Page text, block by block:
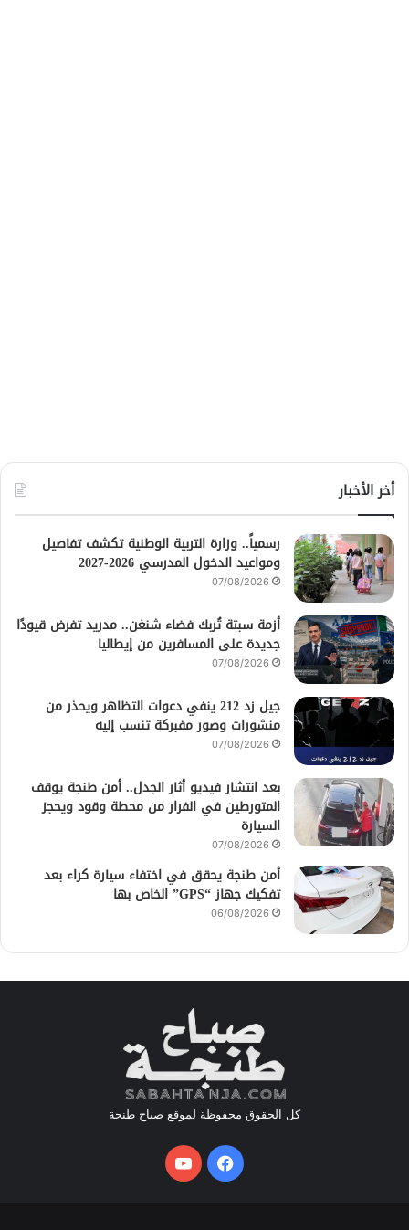
أخر الأخبار
رسمياً.. وزارة التربية الوطنية تكشف تفاصيل
ومواعيد الدخول المدرسي 2026-2027
07/08/2026
أزمة سبتة تُربك فضاء شنغن.. مدريد تفرض قيودًا
جديدة على المسافرين من إيطاليا
07/08/2026
جيل زد 212 ينفي دعوات التظاهر ويحذر من
منشورات وصور مفبركة تنسب إليه
07/08/2026
بعد انتشار فيديو أثار الجدل.. أمن طنجة يوقف
المتورطين في الفرار من محطة وقود ويحجز
السيارة
07/08/2026
أمن طنجة يحقق في اختفاء سيارة كراء بعد
تفكيك جهاز “GPS” الخاص بها
06/08/2026
كل الحقوق محفوظة لموقع صباح طنجة
فيسبوكيوتيوب